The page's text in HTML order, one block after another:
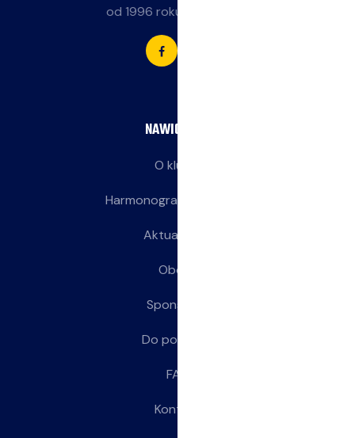
od 1996 roku przy SP 85.
NAWIGACJA
O klubie
Harmonogram treningów
Aktualności
Obozy
Sponsorzy
Do pobrania
FAQ
Kontakt